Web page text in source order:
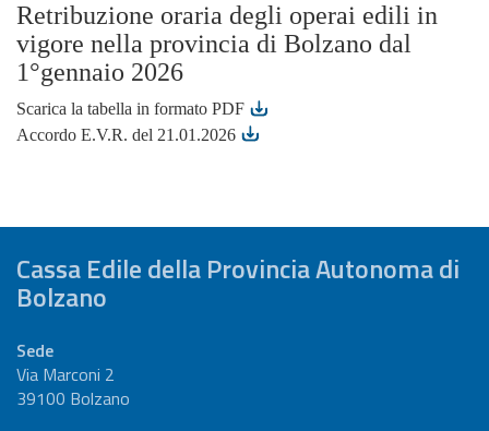
Retribuzione oraria degli operai edili in
vigore nella provincia di Bolzano dal
1°gennaio 2026
Scarica la tabella in formato PDF
Accordo E.V.R. del 21.01.2026
Cassa Edile della Provincia Autonoma di
Bolzano
Sede
Via Marconi 2
39100 Bolzano